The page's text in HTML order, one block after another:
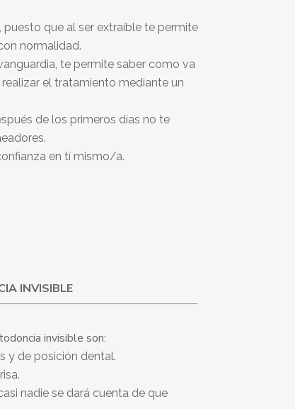
que al ser extraíble te permite
normalidad.
te permite saber como va
el tratamiento mediante un
de los primeros días no te
en tí mismo/a.
INVISIBLE
invisible son:
y de posición dental.
nadie se dará cuenta de que